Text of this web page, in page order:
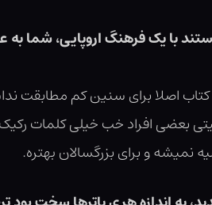
با یک فرهنگ اروپایی، شما
کتاب اصلا برای سنین کم
افراد خب خیلی کلمات رکیک
نمیشه و برای بزرگسالان بهتره.